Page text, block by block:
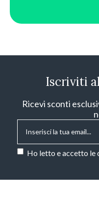
Iscriviti
Ricevi sconti
Email*
Consenso*
Ho letto e accetto le